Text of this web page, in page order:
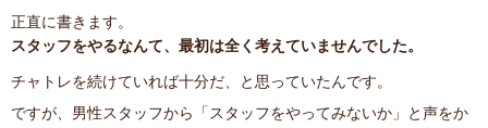
正直に書きます。
スタッフをやるなんて、最初は全く考えていませんでした。
チャトレを続けていれば十分だ、と思っていたんです。
ですが、男性スタッフから「スタッフをやってみないか」と声をか